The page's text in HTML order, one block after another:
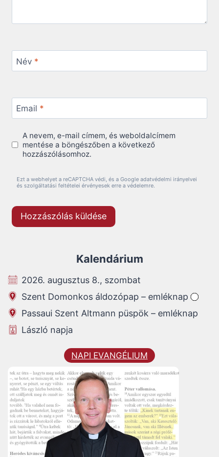
Név *
Email *
A nevem, e-mail címem, és weboldalcímem
mentése a böngészőben a következő
hozzászólásomhoz.
Ezt a webhelyet a reCAPTCHA védi, és a Google adatvédelmi irányelvei
és szolgáltatási feltételei érvényesek erre a védelemre.
Kalendárium
2026. augusztus 8., szombat
Szent Domonkos áldozópap – emléknap
Passaui Szent Altmann püspök – emléknap
László napja
NAPI EVANGÉLIUM